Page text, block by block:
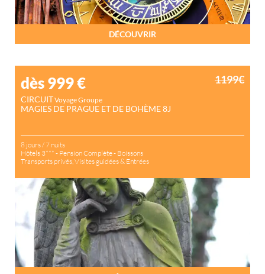
DÉCOUVRIR
dès 999€
CIRCUITVoyage Groupe
MAGIES DE PRAGUE ET DE BOHÈME 8J
8 jours / 7 nuits
Hôtels 3*** - Pension Complète - Boissons
Transports privés, Visites guidées & Entrées
1199€